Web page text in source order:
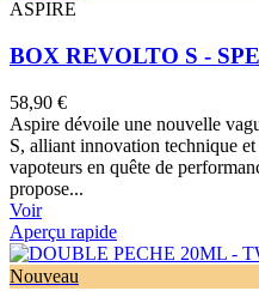
ASPIRE
BOX REVOLTO S -
58,90 €
Aspire dévoile une nouvelle
S, alliant innovation technique
vapoteurs en quête de
propose...
Voir
Aperçu rapide
Nouveau